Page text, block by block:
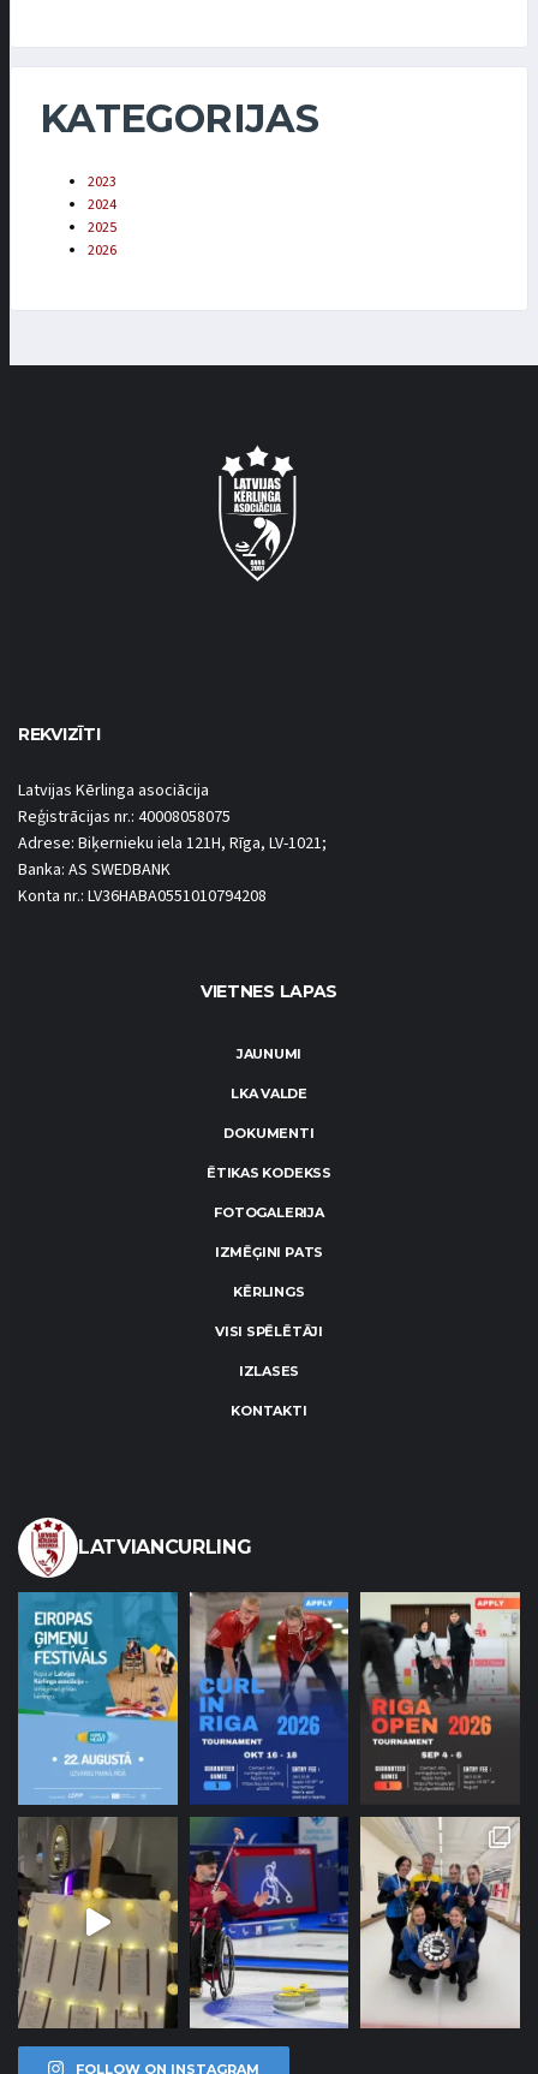
KATEGORIJAS
2023
2024
2025
2026
REKVIZĪTI
Latvijas Kērlinga asociācija
Reģistrācijas nr.: 40008058075
Adrese: Biķernieku iela 121H, Rīga, LV-1021;
Banka: AS SWEDBANK
Konta nr.: LV36HABA0551010794208
VIETNES LAPAS
JAUNUMI
LKA VALDE
DOKUMENTI
ĒTIKAS KODEKSS
FOTOGALERIJA
IZMĒĢINI PATS
KĒRLINGS
VISI SPĒLĒTĀJI
IZLASES
KONTAKTI
LATVIANCURLING
FOLLOW ON INSTAGRAM